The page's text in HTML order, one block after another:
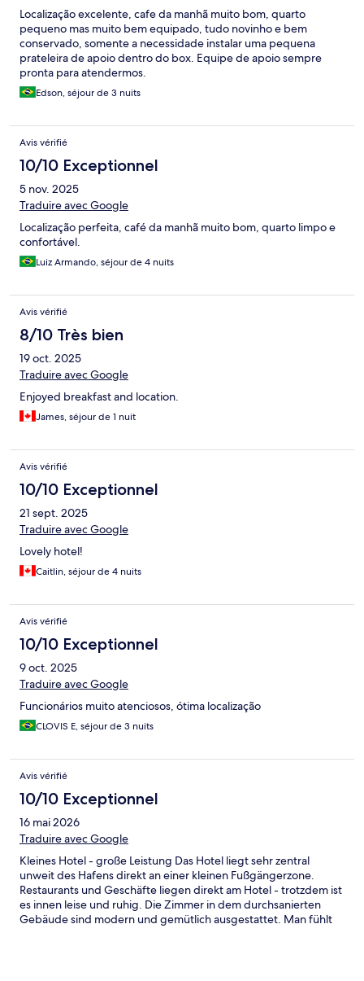
Localização excelente, cafe da manhã muito bom, quarto
pequeno mas muito bem equipado, tudo novinho e bem
conservado, somente a necessidade instalar uma pequena
prateleira de apoio dentro do box. Equipe de apoio sempre
pronta para atendermos.
Edson, séjour de 3 nuits
Avis vérifié
10/10 Exceptionnel
5 nov. 2025
Traduire avec Google
Localização perfeita, café da manhã muito bom, quarto limpo e
confortável.
Luiz Armando, séjour de 4 nuits
Avis vérifié
8/10 Très bien
19 oct. 2025
Traduire avec Google
Enjoyed breakfast and location.
James, séjour de 1 nuit
Avis vérifié
10/10 Exceptionnel
21 sept. 2025
Traduire avec Google
Lovely hotel!
Caitlin, séjour de 4 nuits
Avis vérifié
10/10 Exceptionnel
9 oct. 2025
Traduire avec Google
Funcionários muito atenciosos, ótima localização
CLOVIS E, séjour de 3 nuits
Avis vérifié
10/10 Exceptionnel
16 mai 2026
Traduire avec Google
Kleines Hotel - große Leistung Das Hotel liegt sehr zentral
unweit des Hafens direkt an einer kleinen Fußgängerzone.
Restaurants und Geschäfte liegen direkt am Hotel - trotzdem ist
es innen leise und ruhig. Die Zimmer in dem durchsanierten
Gebäude sind modern und gemütlich ausgestattet. Man fühlt